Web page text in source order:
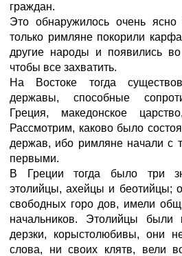
граждан.
Это обнаружилось очень
только римляне покорили
другие народы и появились
чтобы все захватить.
На Востоке тогда
державы, способные
Греция, македонское
Рассмотрим, каково было
держав, ибо римляне начали с
первыми.
В Греции тогда было три
этолийцы, ахейцы и беотийцы;
свободных горо дов, имели
начальников. Этолийцы были
дерзки, корыстолюбивы, они
слова, ни своих клятв, вели